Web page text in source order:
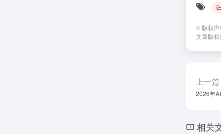
© 版权声
文章版
上一篇
2026年
相关